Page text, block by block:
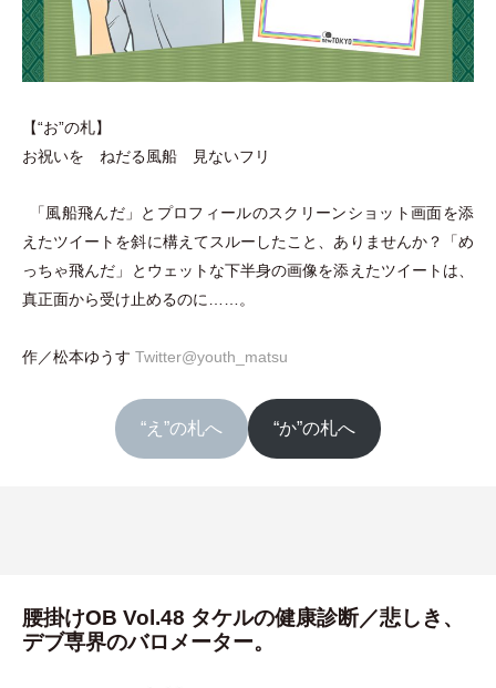
【“お”の札】
お祝いを ねだる風船 見ないフリ
「風船飛んだ 」
とプロフィールのスクリーンショット画面を添
えたツイートを斜に構えてスルーしたこと、ありませんか？
「め
っちゃ飛んだ 」
とウェットな下半身の画像を添えたツイートは、
真正面から受け止めるのに……。
作／松本ゆうす Twitter@youth_matsu
“え”の札へ “か”の札へ
腰掛けOB Vol.48 タケルの健康診断／悲しき、
デブ専界のバロメーター。